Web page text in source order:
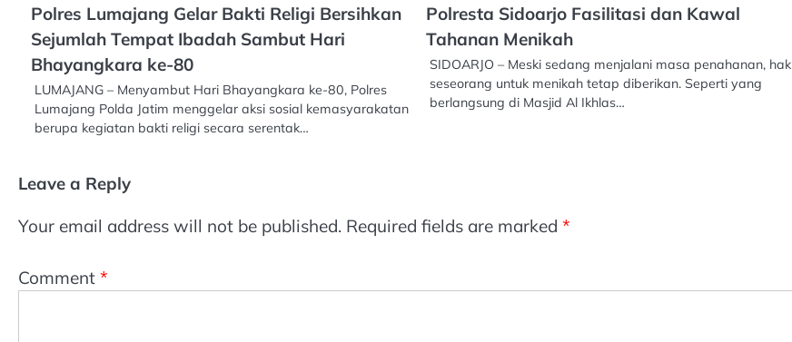
Polres Lumajang Gelar Bakti Religi Bersihkan
Sejumlah Tempat Ibadah Sambut Hari
Bhayangkara ke-80
LUMAJANG – Menyambut Hari Bhayangkara ke-80, Polres
Lumajang Polda Jatim menggelar aksi sosial kemasyarakatan
berupa kegiatan bakti religi secara serentak…
Polresta Sidoarjo Fasilitasi dan Kawal
Tahanan Menikah
SIDOARJO – Meski sedang menjalani masa penahanan, hak
seseorang untuk menikah tetap diberikan. Seperti yang
berlangsung di Masjid Al Ikhlas…
Leave a Reply
Your email address will not be published. Required fields are marked *
Comment *